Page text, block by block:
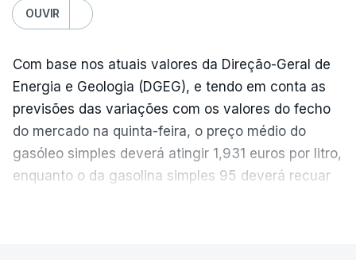
OUVIR
Com base nos atuais valores da Direção-Geral de
Energia e Geologia (DGEG), e tendo em conta as
previsões das variações com os valores do fecho
do mercado na quinta-feira, o preço médio do
gasóleo simples deverá atingir 1,931 euros por litro,
enquanto o da gasolina simples 95 deverá recuar